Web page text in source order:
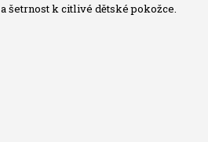
šetrnost k citlivé dětské pokožce.